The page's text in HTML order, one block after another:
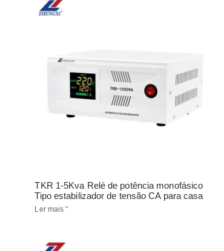
TKR 1-5Kva Relé de potência monofásico
Tipo estabilizador de tensão CA para casa
Ler mais "